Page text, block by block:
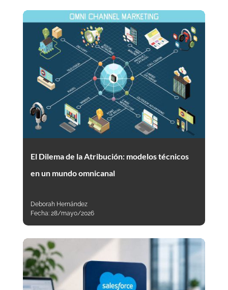
El Dilema de la Atribución: modelos técnicos
en un mundo omnicanal
Deborah Hernández
Fecha: 28/mayo/2026